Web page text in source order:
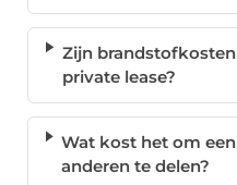
Zijn
private lease?
Wat kost het om
anderen te delen?